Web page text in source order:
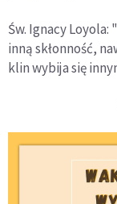
Św. Ignacy
inną skłonność,
klin wybija się